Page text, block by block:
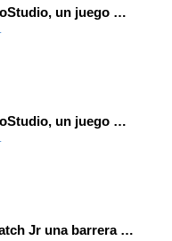
Programa con OctoStudio, un juego de disparos contra Zombies con un cargador basado en el House of the dead
Programa con OctoStudio, un juego homenajeando al House of the dead con Zombies
Programa con Scratch Jr una barrera que se desplaza para dar sensación de movimiento